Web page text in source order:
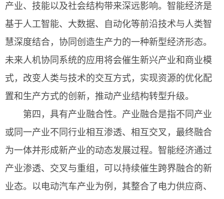
产业、技能以及社会结构带来深远影响。智能经济是
基于人工智能、大数据、自动化等前沿技术与人类智
慧深度结合，协同创造生产力的一种新型经济形态。
未来人机协同系统的应用将会催生新兴产业和商业模
式，改变人类与技术的交互方式，实现资源的优化配
置和生产方式的创新，推动产业结构转型升级。
第四，具有产业融合性。产业融合是指不同产业
或同一产业不同行业相互渗透、相互交叉，最终融合
为一体并形成新产业的动态发展过程。智能经济通过
产业渗透、交叉与重组，可以持续催生跨界融合的新
业态。以电动汽车产业为例，其整合了电力供应商、